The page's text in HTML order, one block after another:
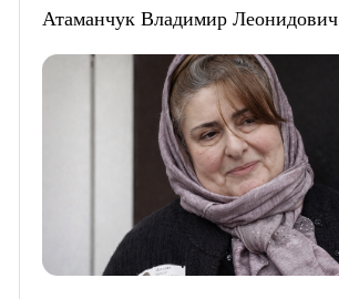
Атаманчук Владимир Леонидович